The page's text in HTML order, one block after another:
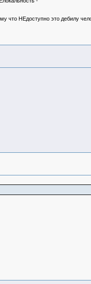
что НЕдоступно это дебилу